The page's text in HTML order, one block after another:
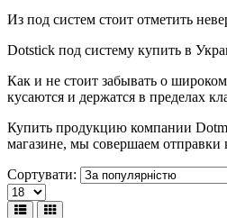
Из под систем стоит отметить
Dotstick под систему купить в
Как и не стоит забывать о
кусаются и держатся в пределах
Купить продукцию компании
магазине, мы совершаем
Сортувати: